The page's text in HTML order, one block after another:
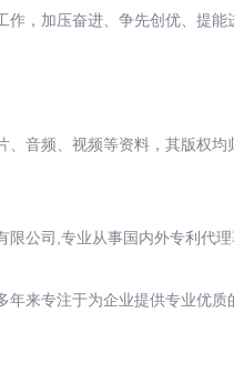
作，加压奋进、争先创优、提
、音频、视频等资料，其版权
限公司,专业从事国内外专利代
年来专注于为企业提供专业优